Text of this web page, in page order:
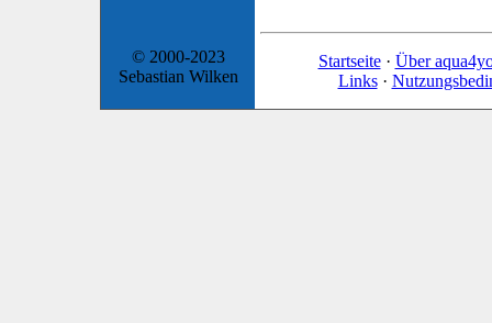
© 2000-2023
Sebastian Wilken
Startseite· Über
Links·